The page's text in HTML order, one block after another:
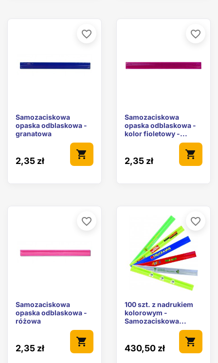
Samozaciskowa
opaska odblaskowa -
granatowa
2,35 zł
shopping_cart
favorite_border
Samozaciskowa
opaska odblaskowa -
kolor fioletowy -...
2,35 zł
shopping_cart
favorite_border
Samozaciskowa
opaska odblaskowa -
różowa
2,35 zł
shopping_cart
favorite_border
100 szt. z nadrukiem
kolorowym -
Samozaciskowa...
430,50 zł
shopping_cart
favorite_border